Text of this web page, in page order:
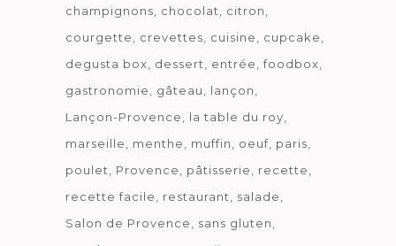
champignons
chocolat
citron
courgette
crevettes cuisine
cupcake
degusta box
dessert entrée
foodbox
gastronomie
gâteau
lançon
Lançon-Provence
la table du roy
marseille
menthe muffin oeuf paris
poulet
Provence pâtisserie
recette
recette facile
restaurant
salade
Salon de Provence
sans gluten